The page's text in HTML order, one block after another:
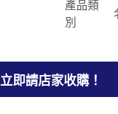
產品類
別
立即請店家收購！